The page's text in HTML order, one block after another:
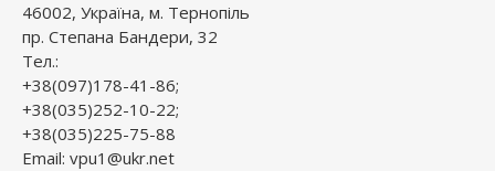
46002, Україна, м. Тернопіль
пр. Степана Бандери, 32
Тел.:
+38(097)178-41-86;
+38(035)252-10-22;
+38(035)225-75-88
Email: vpu1@ukr.net